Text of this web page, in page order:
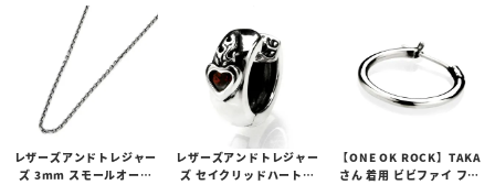
レザーズアンドトレジャー
ズ 3mm スモールオーバ
レザーズアンドトレジャー
ズ セイクリッドハートピ
【ONE OK ROCK】TAKA
さん 着用 ビビファイ フー